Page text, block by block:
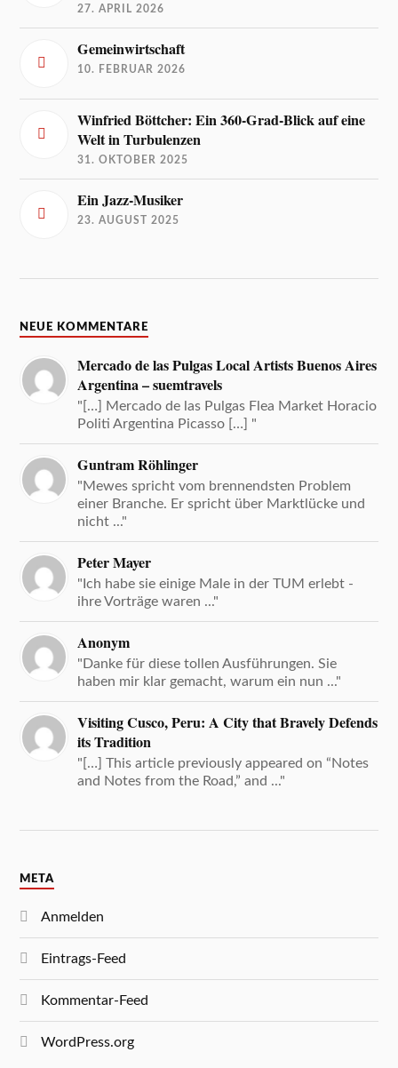
27. APRIL 2026
Gemeinwirtschaft
10. FEBRUAR 2026
Winfried Böttcher: Ein 360-Grad-Blick auf eine
Welt in Turbulenzen
31. OKTOBER 2025
Ein Jazz-Musiker
23. AUGUST 2025
NEUE KOMMENTARE
Mercado de las Pulgas Local Artists Buenos Aires
Argentina – suemtravels
"[…] Mercado de las Pulgas Flea Market Horacio
Politi Argentina Picasso […] "
Guntram Röhlinger
"Mewes spricht vom brennendsten Problem
einer Branche. Er spricht über Marktlücke und
nicht ..."
Peter Mayer
"Ich habe sie einige Male in der TUM erlebt -
ihre Vorträge waren ..."
Anonym
"Danke für diese tollen Ausführungen. Sie
haben mir klar gemacht, warum ein nun ..."
Visiting Cusco, Peru: A City that Bravely Defends
its Tradition
"[…] This article previously appeared on “Notes
and Notes from the Road,” and ..."
META
Anmelden
Eintrags-Feed
Kommentar-Feed
WordPress.org